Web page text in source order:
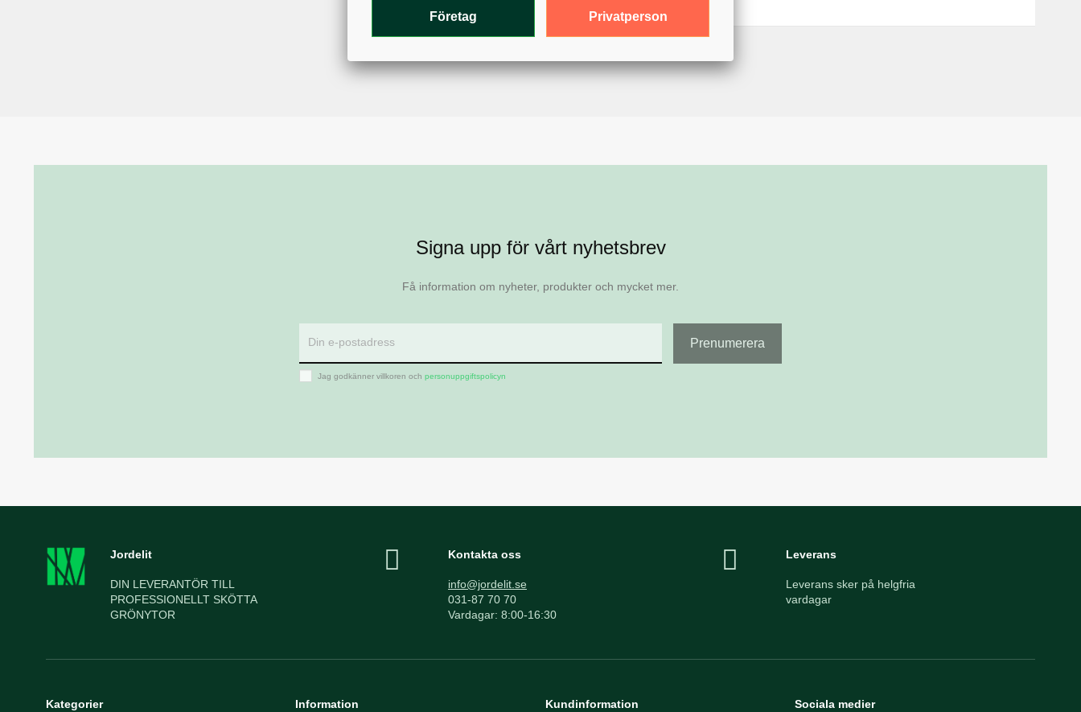
Signa upp för vårt nyhetsbrev
Få information om nyheter, produkter och mycket mer.
Jag godkänner villkoren och personuppgiftspolicyn
Jordelit
DIN LEVERANTÖR TILL
PROFESSIONELLT SKÖTTA
GRÖNYTOR
Kontakta oss
info@jordelit.se
031-87 70 70
Vardagar: 8:00-16:30
Leverans
Leverans sker på helgfria
vardagar
Kategorier Information Kundinformation Sociala medier
Företag Privatperson